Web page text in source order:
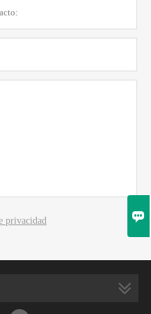
privacidad 